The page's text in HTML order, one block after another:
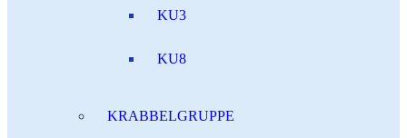
KU3
KU8
KRABBELGRUPPE